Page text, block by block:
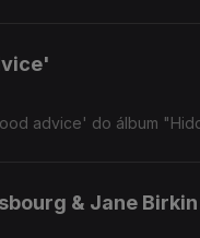
advice' do álbum
& Jane Birkin